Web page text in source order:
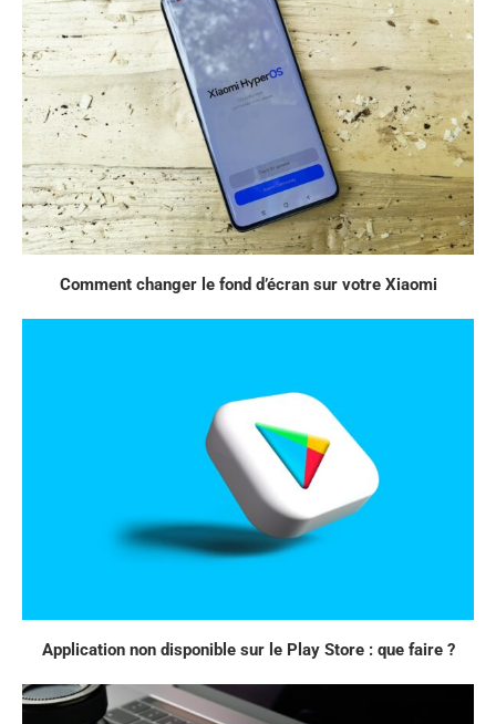
Comment changer le fond d’écran sur votre Xiaomi
Application non disponible sur le Play Store : que faire ?